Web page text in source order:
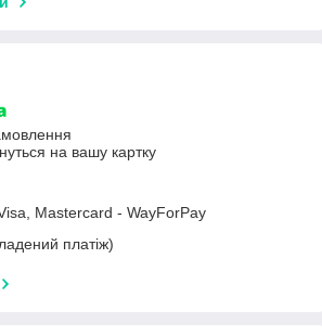
на вашу картку
Mastercard - WayForPay
платіж)